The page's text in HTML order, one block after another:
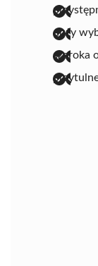
duży
szeroka